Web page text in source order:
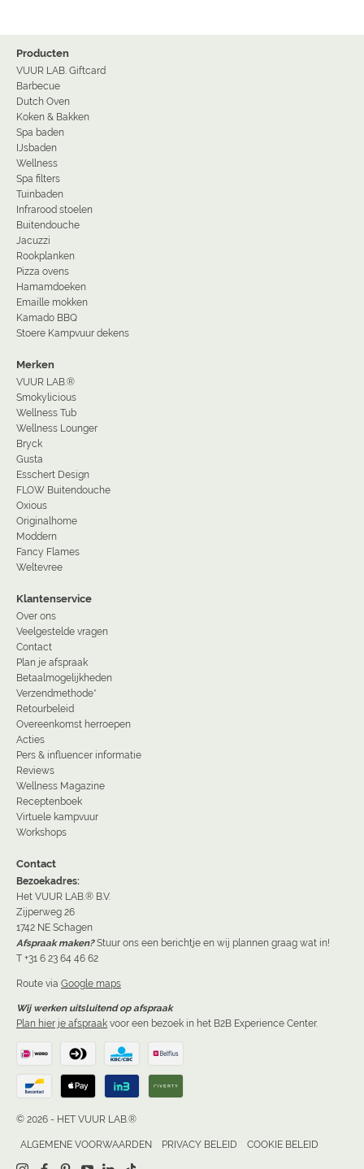
Producten
VUUR LAB. Giftcard
Barbecue
Dutch Oven
Koken & Bakken
Spa baden
IJsbaden
Wellness
Spa filters
Tuinbaden
Infrarood stoelen
Buitendouche
Jacuzzi
Rookplanken
Pizza ovens
Hamamdoeken
Emaille mokken
Kamado BBQ
Stoere Kampvuur dekens
Merken
VUUR LAB.®
Smokylicious
Wellness Tub
Wellness Lounger
Bryck
Gusta
Esschert Design
FLOW Buitendouche
Oxious
Originalhome
Moddern
Fancy Flames
Weltevree
Klantenservice
Over ons
Veelgestelde vragen
Contact
Plan je afspraak
Betaalmogelijkheden
Verzendmethode*
Retourbeleid
Overeenkomst herroepen
Acties
Pers & influencer informatie
Reviews
Wellness Magazine
Receptenboek
Virtuele kampvuur
Workshops
Contact
Bezoekadres:
Het VUUR LAB.® B.V.
Zijperweg 26
1742 NE Schagen
Afspraak maken? Stuur ons een berichtje en wij plannen graag wat in!
T +31 6 23 64 46 62
Route via Google maps
Wij werken uitsluitend op afspraak
Plan hier je afspraak voor een bezoek in het B2B Experience Center.
© 2026 - HET VUUR LAB.®
ALGEMENE VOORWAARDEN PRIVACY BELEID COOKIE BELEID